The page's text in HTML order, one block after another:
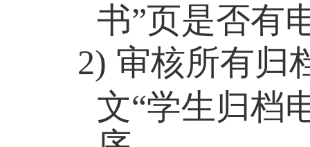
书”页是否有
2) 审核所有归
文“学生归档